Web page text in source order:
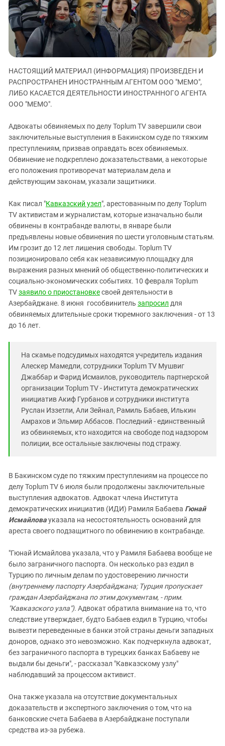
ЗАСТАВЛЯЕТ
КАВКАЗ ЗА ПАЛЕСТИНУ
ИНАКОМЫСЛИЕ В ЧЕЧНЕ
ПРЕСЛЕДОВАНИЕ АКТИВИСТОВ
МОБИЛИЗАЦИЯ И ПРОТЕСТЫ
Дагестан
Ингушетия
Кабардино-Балкария
Калмыкия
Карачаево-Черкесия
Краснодарский край
Нагорный Карабах
Северная Осетия - Алания
СКФО
Ставропольский край
Южная Осетия
Южный Кавказ
ЮФО
НАСТОЯЩИЙ МАТЕРИАЛ (ИНФОРМАЦИЯ) ПРОИЗВЕДЕН И
РАСПРОСТРАНЕН ИНОСТРАННЫМ АГЕНТОМ ООО "МЕМО",
ЛИБО КАСАЕТСЯ ДЕЯТЕЛЬНОСТИ ИНОСТРАННОГО АГЕНТА
ООО "МЕМО".
Адвокаты обвиняемых по делу Toplum TV завершили свои
заключительные выступления в Бакинском суде по тяжким
преступлениям, призвав оправдать всех обвиняемых.
Обвинение не подкреплено доказательствами, а некоторые
его положения противоречат материалам дела и
действующим законам, указали защитники.
Как писал "Кавказский узел", арестованным по делу Toplum
TV активистам и журналистам, которые изначально были
обвинены в контрабанде валюты, в январе были
предъявлены новые обвинения по шести уголовным статьям.
Им грозит до 12 лет лишения свободы. Toplum TV
позиционировало себя как независимую площадку для
выражения разных мнений об общественно-политических и
социально-экономических событиях. 10 февраля Toplum
TVзаявило о приостановкесвоей деятельности в
Азербайджане. 8 июня гособвинитель запросил для
обвиняемых длительные сроки тюремного заключения - от 13
до 16 лет.
На скамье подсудимых находятся учредитель издания
Алескер Мамедли, сотрудники Toplum TV Мушвиг
Джаббар и Фарид Исмаилов, руководитель партнерской
организации Toplum TV - Института демократических
инициатив Акиф Гурбанов и сотрудники института
Руслан Иззетли, Али Зейнал, Рамиль Бабаев, Илькин
Амрахов и Эльмир Аббасов. Последний - единственный
из обвиняемых, кто находится на свободе под надзором
полиции, все остальные заключены под стражу.
В Бакинском суде по тяжким преступлениям на процессе по
делу Toplum TV 6 июля были продолжены заключительные
выступления адвокатов. Адвокат члена Института
демократических инициатив (ИДИ) Рамиля Бабаева Гюнай
Исмайловауказала на несостоятельность оснований для
ареста своего подзащитного по обвинению в контрабанде.
"Гюнай Исмайлова указала, что у Рамиля Бабаева вообще не
было заграничного паспорта. Он несколько раз ездил в
Турцию по личным делам по удостоверению личности
(внутреннему паспорту Азербайджана; Турция пропускает
граждан Азербайджана по этим документам, - прим.
"Кавказского узла"). Адвокат обратила внимание на то, что
следствие утверждает, будто Бабаев ездил в Турцию, чтобы
вывезти переведенные в банки этой страны деньги западных
доноров, однако это невозможно. Как подчеркнула адвокат,
без заграничного паспорта в турецких банках Бабаеву не
выдали бы деньги", - рассказал "Кавказскому узлу"
наблюдавший за процессом активист.
Она также указала на отсутствие документальных
доказательств и экспертного заключения о том, что на
банковские счета Бабаева в Азербайджане поступали
средства из-за рубежа.